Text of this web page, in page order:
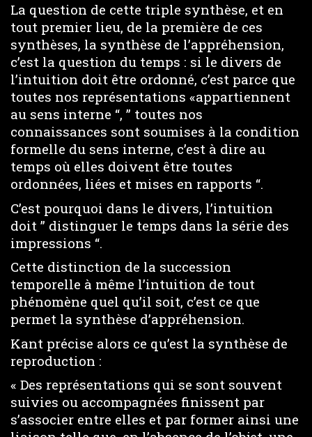
La question de cette triple synthèse, et en
tout premier lieu, de la première de ces
synthèses, la synthèse de l’appréhension,
c’est la question du temps : si le divers de
l’intuition doit être ordonné, c’est parce que
toutes nos représentations «appartiennent
au sens interne “, ” toutes nos
connaissances sont soumises à la condition
formelle du sens interne, c’est à dire au
temps où elles doivent être toutes
ordonnées, liées et mises en rapports “.
C’est pourquoi dans le divers, l’intuition
doit ” distinguer le temps dans la série des
impressions “.
Cette distinction de la succession
temporelle à même l’intuition de tout
phénomène quel qu’il soit, c’est ce que
permet la synthèse d’appréhension.
Kant précise alors ce qu’est la synthèse de
reproduction :
« Des représentations qui se sont souvent
suivies ou accompagnées finissent par
s’associer entre elles et par former ainsi une